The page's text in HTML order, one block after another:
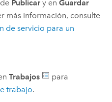
Publicary en Guardar
más información, consulte
de servicio para un
Trabajos
para
trabajo.